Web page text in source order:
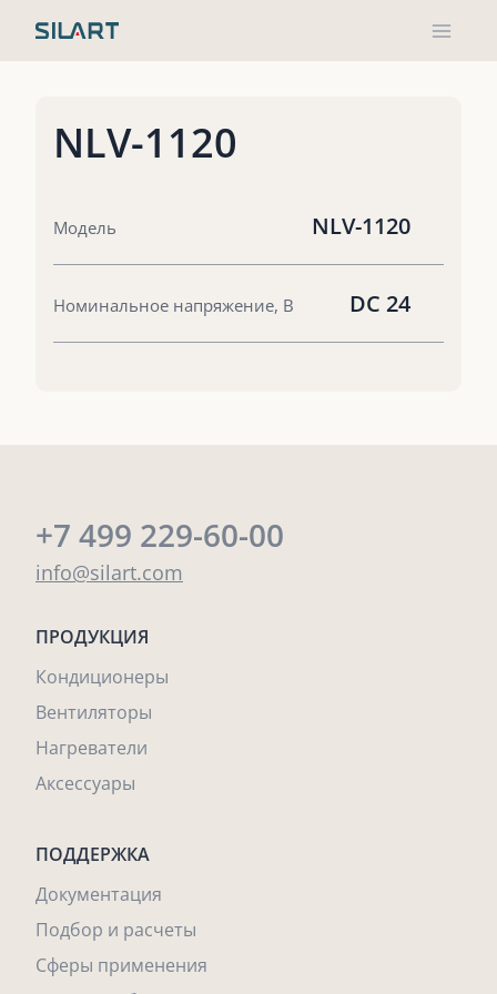
NLV-1120
Модель NLV-1120
Номинальное напряжение, В DC 24
+7 499 229-60-00
info@silart.com
ПРОДУКЦИЯ
Кондиционеры
Вентиляторы
Нагреватели
Аксессуары
ПОДДЕРЖКА
Документация
Подбор и расчеты
Сферы применения